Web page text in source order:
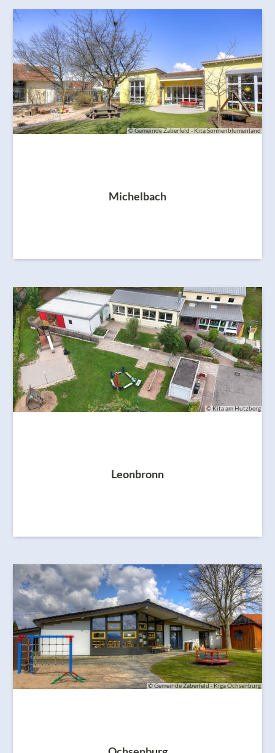
© Gemeinde Zaberfeld - Kita Sonnenblumenland
Michelbach
© Kita am Hutzberg
Leonbronn
© Gemeinde Zaberfeld - Kiga Ochsenburg